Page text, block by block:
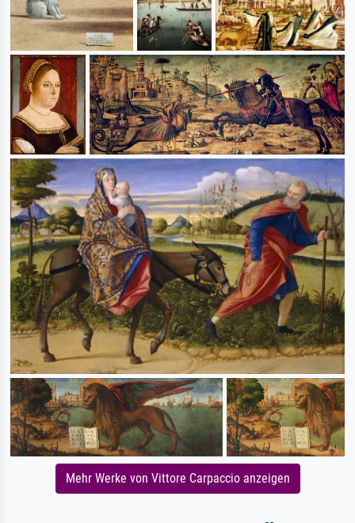
Mehr Werke von Vittore Carpaccio anzeigen